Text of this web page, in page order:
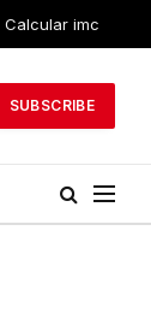
Calcular imc
SUBSCRIBE